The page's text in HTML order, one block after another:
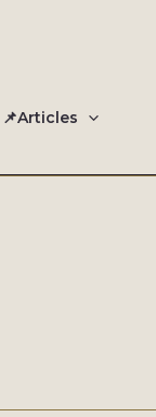
📌Articles